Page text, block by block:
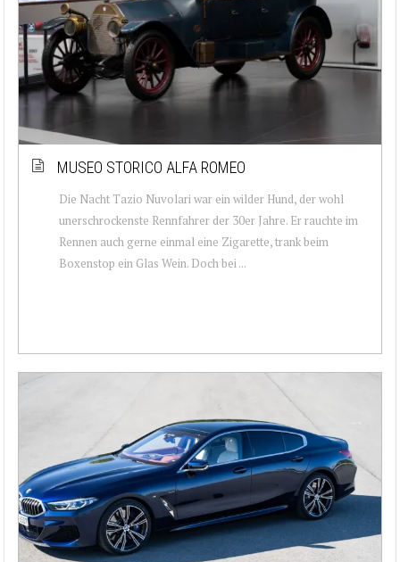
MUSEO STORICO ALFA ROMEO
Die Nacht Tazio Nuvolari war ein wilder Hund, der wohl
unerschrockenste Rennfahrer der 30er Jahre. Er rauchte im
Rennen auch gerne einmal eine Zigarette, trank beim
Boxenstop ein Glas Wein. Doch bei ...